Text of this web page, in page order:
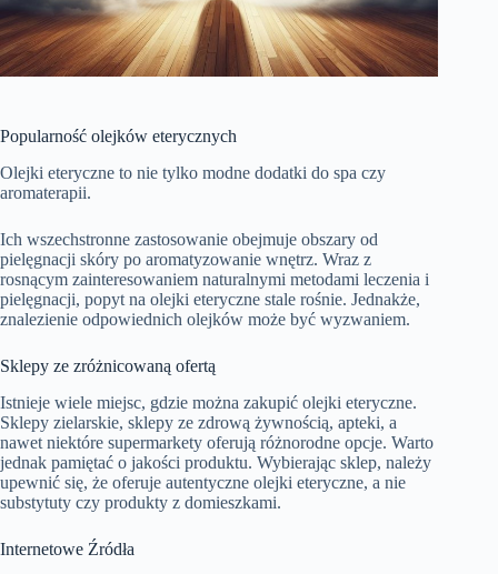
Popularność olejków eterycznych
Olejki eteryczne to nie tylko modne dodatki do spa czy
aromaterapii.
Ich wszechstronne zastosowanie obejmuje obszary od
pielęgnacji skóry po aromatyzowanie wnętrz. Wraz z
rosnącym zainteresowaniem naturalnymi metodami leczenia i
pielęgnacji, popyt na olejki eteryczne stale rośnie. Jednakże,
znalezienie odpowiednich olejków może być wyzwaniem.
Sklepy ze zróżnicowaną ofertą
Istnieje wiele miejsc, gdzie można zakupić olejki eteryczne.
Sklepy zielarskie, sklepy ze zdrową żywnością, apteki, a
nawet niektóre supermarkety oferują różnorodne opcje. Warto
jednak pamiętać o jakości produktu. Wybierając sklep, należy
upewnić się, że oferuje autentyczne olejki eteryczne, a nie
substytuty czy produkty z domieszkami.
Internetowe Źródła